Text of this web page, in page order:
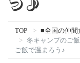
TOP
■全国の仲間
冬キャンプのご
ご飯で温まろう♪